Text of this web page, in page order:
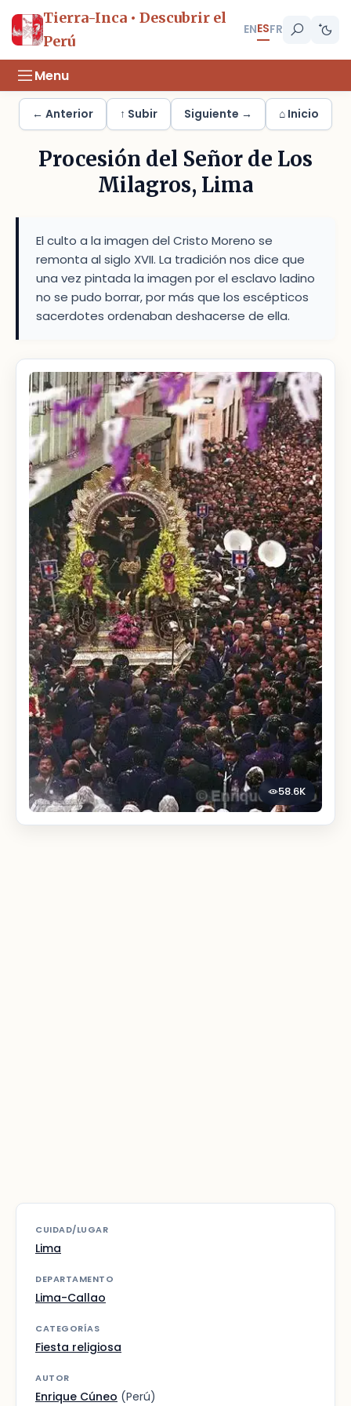
Tierra-Inca • Descubrir el
Perú
ENESFR
Menu
← Anterior ↑ Subir Siguiente → ⌂ Inicio
Procesión del Señor de Los
Milagros, Lima
El culto a la imagen del Cristo Moreno se
remonta al siglo XVII. La tradición nos dice que
una vez pintada la imagen por el esclavo ladino
no se pudo borrar, por más que los escépticos
sacerdotes ordenaban deshacerse de ella.
58.6K
CUIDAD/LUGAR
Lima
DEPARTAMENTO
Lima-Callao
CATEGORÍAS
Fiesta religiosa
AUTOR
Enrique Cúneo (Perú)